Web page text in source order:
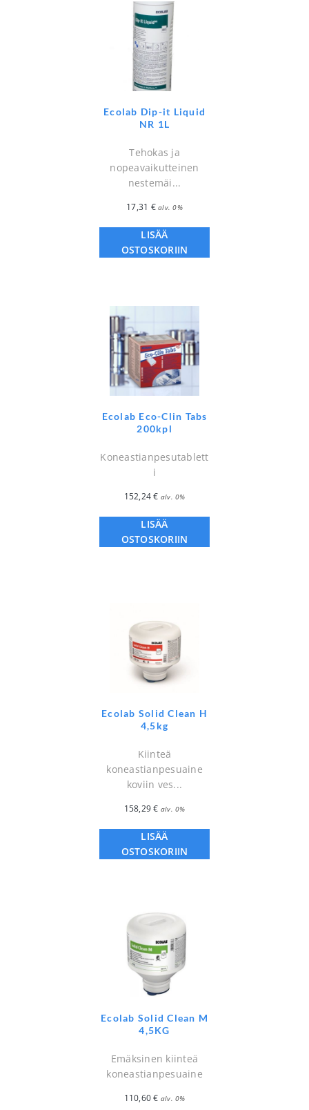
Ecolab Dip-it Liquid
NR 1L
Tehokas ja
nopeavaikutteinen
nestemäi...
17,31 € alv. 0%
LISÄÄ
OSTOSKORIIN
Ecolab Eco-Clin Tabs
200kpl
Koneastianpesutablett
i
152,24€ alv. 0%
LISÄÄ
OSTOSKORIIN
Ecolab Solid Clean H
4,5kg
Kiinteä
koneastianpesuaine
koviin ves...
158,29€ alv. 0%
LISÄÄ
OSTOSKORIIN
Ecolab Solid Clean M
4,5KG
Emäksinen kiinteä
koneastianpesuaine
110,60€ alv. 0%